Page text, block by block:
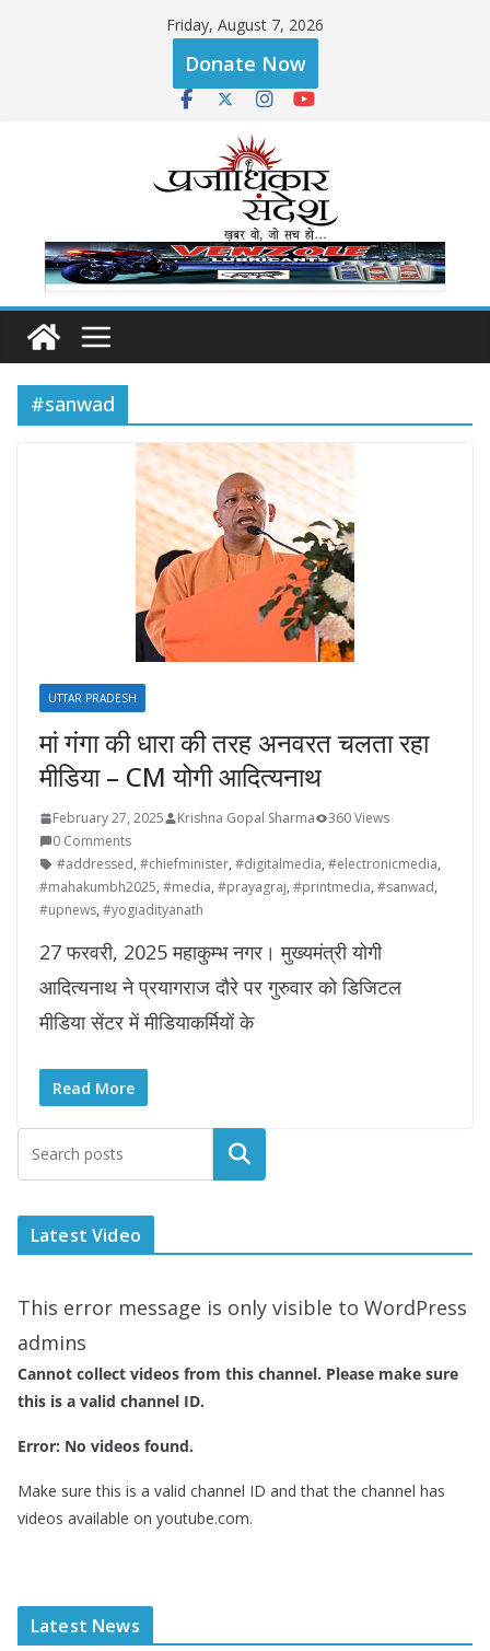
Friday, August 7, 2026
Donate Now
#sanwad
UTTAR PRADESH
मां गंगा की धारा की तरह अनवरत चलता रहा
मीडिया – CM योगी आदित्यनाथ
February 27, 2025 Krishna Gopal Sharma
360 Views
0 Comments
#addressed, #chiefminister, #digitalmedia, #electronicmedia,
#mahakumbh2025, #media, #prayagraj, #printmedia, #sanwad,
#upnews, #yogiadityanath
27 फरवरी, 2025 महाकुम्भ नगर। मुख्यमंत्री योगी
आदित्यनाथ ने प्रयागराज दौरे पर गुरुवार को डिजिटल
मीडिया सेंटर में मीडियाकर्मियों के
Read More
Latest Video
This error message is only visible to WordPress
admins
Cannot collect videos from this channel. Please make sure
this is a valid channel ID.
Error: No videos found.
Make sure this is a valid channel ID and that the channel has
videos available on youtube.com.
Latest News
राज्य निर्वाचन आयुक्त ने की आगामी चुनावों की